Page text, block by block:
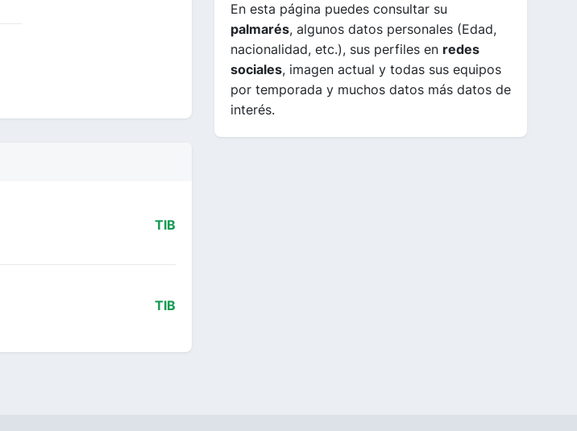
TIB
TIB
En esta página puedes consultar su
palmarés, algunos datos personales (Edad,
nacionalidad, etc.), sus perfiles en redes
sociales, imagen actual y todas sus equipos
por temporada y muchos datos más datos de
interés.